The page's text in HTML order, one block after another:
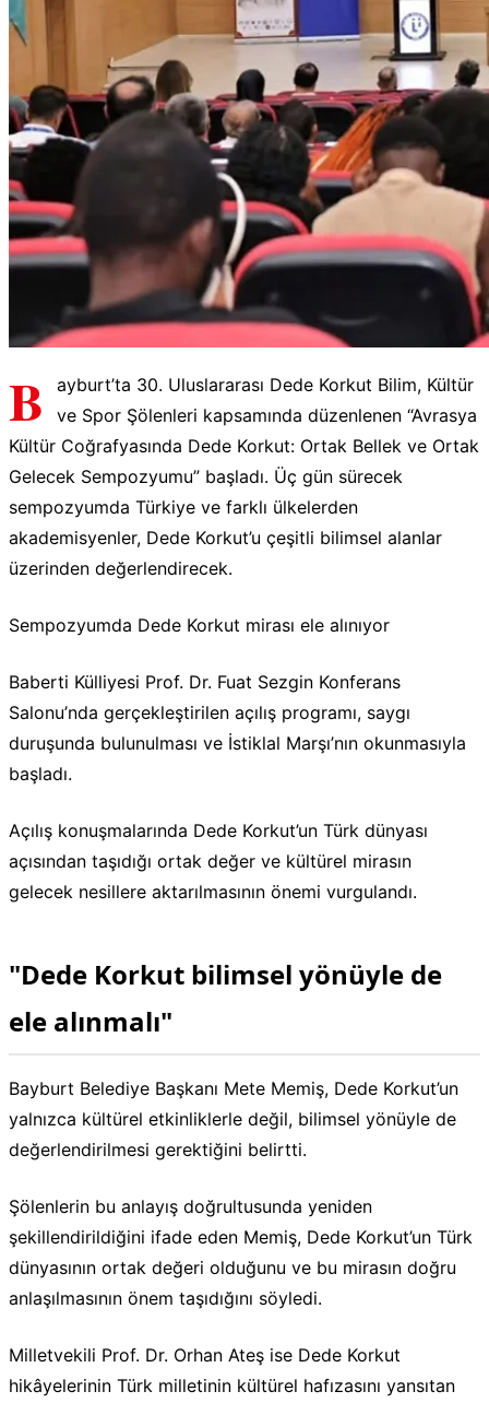
B
ayburt’ta 30. Uluslararası Dede Korkut Bilim, Kültür
ve Spor Şölenleri kapsamında düzenlenen “Avrasya
Kültür Coğrafyasında Dede Korkut: Ortak Bellek ve Ortak
Gelecek Sempozyumu” başladı. Üç gün sürecek
sempozyumda Türkiye ve farklı ülkelerden
akademisyenler, Dede Korkut’u çeşitli bilimsel alanlar
üzerinden değerlendirecek.
Sempozyumda Dede Korkut mirası ele alınıyor
Baberti Külliyesi Prof. Dr. Fuat Sezgin Konferans
Salonu’nda gerçekleştirilen açılış programı, saygı
duruşunda bulunulması ve İstiklal Marşı’nın okunmasıyla
başladı.
Açılış konuşmalarında Dede Korkut’un Türk dünyası
açısından taşıdığı ortak değer ve kültürel mirasın
gelecek nesillere aktarılmasının önemi vurgulandı.
"Dede Korkut bilimsel yönüyle de
ele alınmalı"
Bayburt Belediye Başkanı Mete Memiş, Dede Korkut’un
yalnızca kültürel etkinliklerle değil, bilimsel yönüyle de
değerlendirilmesi gerektiğini belirtti.
Şölenlerin bu anlayış doğrultusunda yeniden
şekillendirildiğini ifade eden Memiş, Dede Korkut’un Türk
dünyasının ortak değeri olduğunu ve bu mirasın doğru
anlaşılmasının önem taşıdığını söyledi.
Milletvekili Prof. Dr. Orhan Ateş ise Dede Korkut
hikâyelerinin Türk milletinin kültürel hafızasını yansıtan